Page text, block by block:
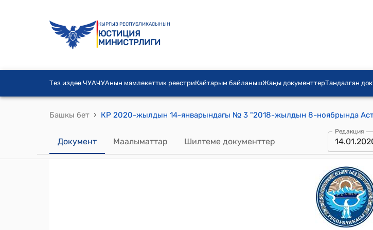
КЫРГЫЗ РЕСПУБЛИКАСЫНЫН
ЮСТИЦИЯ
МИНИСТРЛИГИ
Тез издөө ЧУАЧУАнын мамлекеттик реестриКайтарым байланышЖаңы документтерТандалган
Башкы бет ›
Документ Маалыматтар Шилтеме документтер
Редакция